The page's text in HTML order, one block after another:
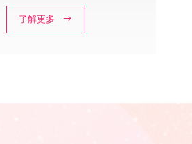
了解更多